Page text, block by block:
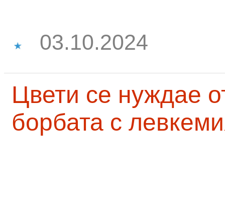
03.10.2024
Цвети се нуждае
борбата с